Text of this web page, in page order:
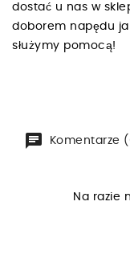
dostać u nas w
doborem napędu
służymy pomocą!
Komentarze
Na razie